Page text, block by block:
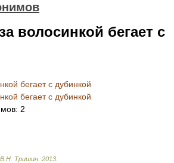
волосинкой бегает с
бегает с дубинкой
бегает с дубинкой
2
В.Н. Тришин 2013